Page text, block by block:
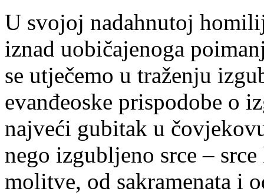
U svojoj nadahnutoj
iznad uobičajenoga
se utječemo u traženju
evanđeoske prispodobe o
najveći gubitak u
nego izgubljeno srce –
molitve, od sakramenata i